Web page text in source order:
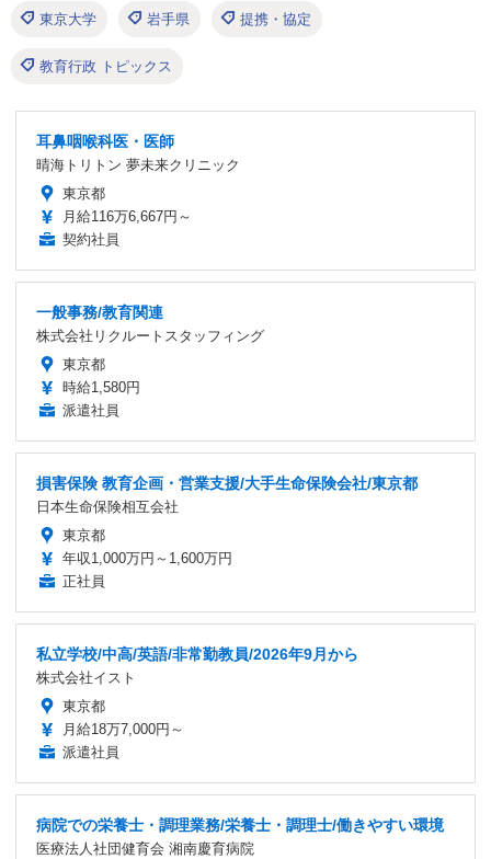
東京大学 岩手県 提携・協定
教育行政 トピックス
耳鼻咽喉科医・医師
晴海トリトン 夢未来クリニック
東京都
月給116万6,667円～
契約社員
一般事務/教育関連
株式会社リクルートスタッフィング
東京都
時給1,580円
派遣社員
損害保険 教育企画・営業支援/大手生命保険会社/東京都
日本生命保険相互会社
東京都
年収1,000万円～1,600万円
正社員
私立学校/中高/英語/非常勤教員/2026年9月から
株式会社イスト
東京都
月給18万7,000円～
派遣社員
病院での栄養士・調理業務/栄養士・調理士/働きやすい環境
医療法人社団健育会 湘南慶育病院